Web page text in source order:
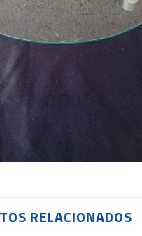
RELACIONADOS